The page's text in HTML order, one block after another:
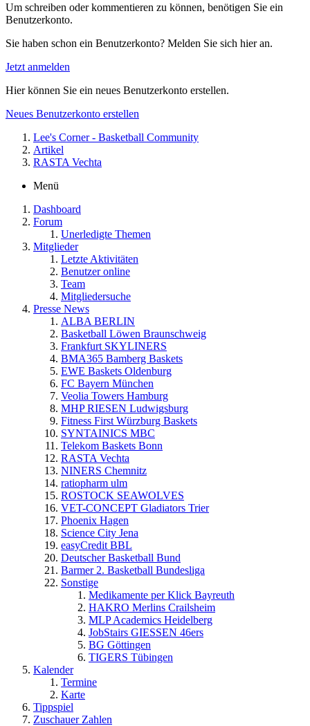
Um schreiben oder kommentieren zu können, benötigen Sie ein
Benutzerkonto.
Sie haben schon ein Benutzerkonto? Melden Sie sich hier an.
Jetzt anmelden
Hier können Sie ein neues Benutzerkonto erstellen.
Neues Benutzerkonto erstellen
Lee's Corner - Basketball Community
Artikel
RASTA Vechta
Menü
Dashboard
Forum
Unerledigte Themen
Mitglieder
Letzte Aktivitäten
Benutzer online
Team
Mitgliedersuche
Presse News
ALBA BERLIN
Basketball Löwen Braunschweig
Frankfurt SKYLINERS
BMA365 Bamberg Baskets
EWE Baskets Oldenburg
FC Bayern München
Veolia Towers Hamburg
MHP RIESEN Ludwigsburg
Fitness First Würzburg Baskets
SYNTAINICS MBC
Telekom Baskets Bonn
RASTA Vechta
NINERS Chemnitz
ratiopharm ulm
ROSTOCK SEAWOLVES
VET-CONCEPT Gladiators Trier
Phoenix Hagen
Science City Jena
easyCredit BBL
Deutscher Basketball Bund
Barmer 2. Basketball Bundesliga
Sonstige
Medikamente per Klick Bayreuth
HAKRO Merlins Crailsheim
MLP Academics Heidelberg
JobStairs GIESSEN 46ers
BG Göttingen
TIGERS Tübingen
Kalender
Termine
Karte
Tippspiel
Zuschauer Zahlen